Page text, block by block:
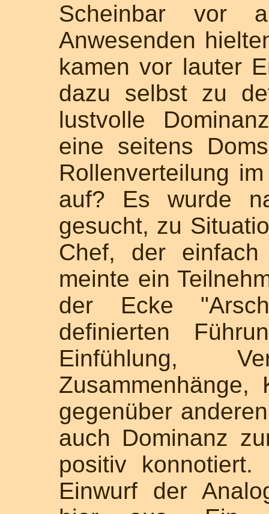
Scheinbar vor
Anwesenden
kamen vor lauter
dazu selbst zu
lustvolle
eine seitens
Rollenverteilung
auf? Es wurde
gesucht, zu
Chef, der
meinte ein
der Ecke
definierten
Einfühlung,
Zusammenhänge,
gegenüber
auch Dominanz
positiv
Einwurf der